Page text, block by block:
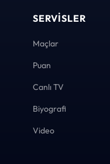
SERVISLER
Maçlar
Puan
Canlı TV
Biyografi
Video